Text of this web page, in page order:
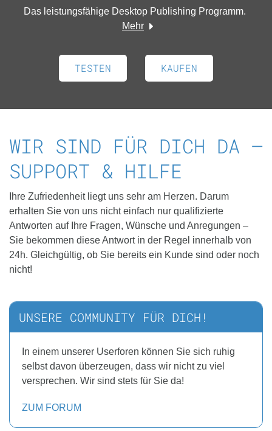
Das leistungsfähige Desktop Publishing Programm.
Mehr
TESTEN KAUFEN
WIR SIND FÜR DICH DA –
SUPPORT & HILFE
Ihre Zufriedenheit liegt uns sehr am Herzen. Darum
erhalten Sie von uns nicht einfach nur qualifizierte
Antworten auf Ihre Fragen, Wünsche und Anregungen –
Sie bekommen diese Antwort in der Regel innerhalb von
24h. Gleichgültig, ob Sie bereits ein Kunde sind oder noch
nicht!
UNSERE COMMUNITY FÜR DICH!
In einem unserer Userforen können Sie sich ruhig
selbst davon überzeugen, dass wir nicht zu viel
versprechen. Wir sind stets für Sie da!
ZUM FORUM